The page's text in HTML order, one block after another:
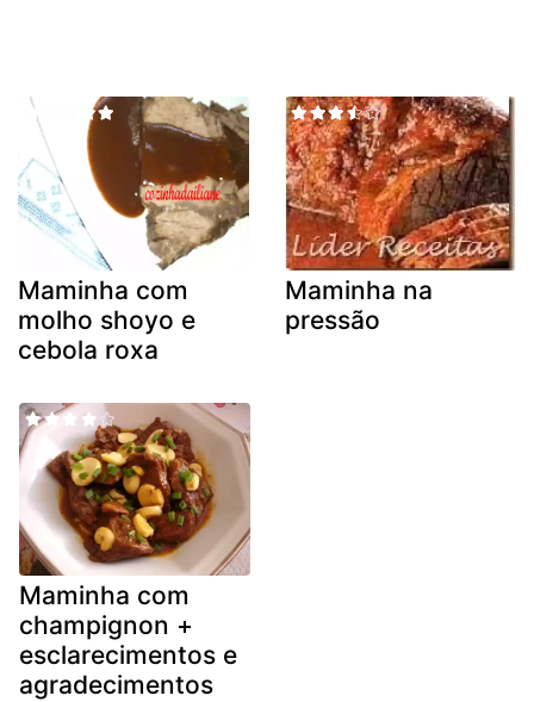
Maminha com
molho shoyo e
cebola roxa
Maminha na
pressão
Maminha com
champignon +
esclarecimentos e
agradecimentos